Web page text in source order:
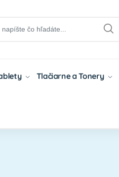
Tlačiarne a Tonery